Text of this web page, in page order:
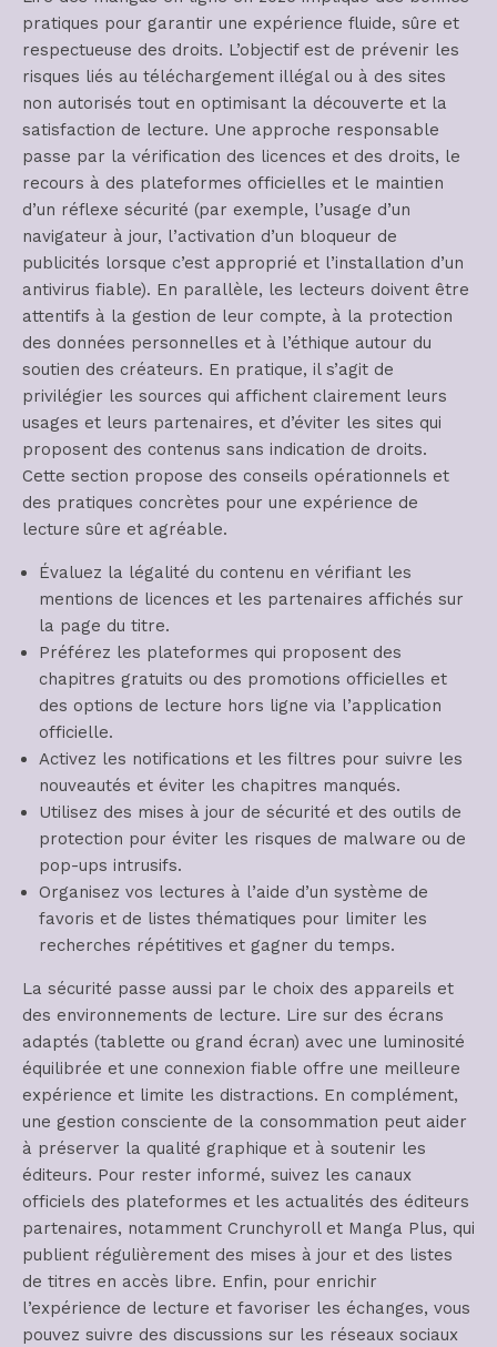
pratiques pour garantir une expérience fluide, sûre et
respectueuse des droits. L’objectif est de prévenir les
risques liés au téléchargement illégal ou à des sites
non autorisés tout en optimisant la découverte et la
satisfaction de lecture. Une approche responsable
passe par la vérification des licences et des droits, le
recours à des plateformes officielles et le maintien
d’un réflexe sécurité (par exemple, l’usage d’un
navigateur à jour, l’activation d’un bloqueur de
publicités lorsque c’est approprié et l’installation d’un
antivirus fiable). En parallèle, les lecteurs doivent être
attentifs à la gestion de leur compte, à la protection
des données personnelles et à l’éthique autour du
soutien des créateurs. En pratique, il s’agit de
privilégier les sources qui affichent clairement leurs
usages et leurs partenaires, et d’éviter les sites qui
proposent des contenus sans indication de droits.
Cette section propose des conseils opérationnels et
des pratiques concrètes pour une expérience de
lecture sûre et agréable.
Évaluez la légalité du contenu en vérifiant les
mentions de licences et les partenaires affichés sur
la page du titre.
Préférez les plateformes qui proposent des
chapitres gratuits ou des promotions officielles et
des options de lecture hors ligne via l’application
officielle.
Activez les notifications et les filtres pour suivre les
nouveautés et éviter les chapitres manqués.
Utilisez des mises à jour de sécurité et des outils de
protection pour éviter les risques de malware ou de
pop-ups intrusifs.
Organisez vos lectures à l’aide d’un système de
favoris et de listes thématiques pour limiter les
recherches répétitives et gagner du temps.
La sécurité passe aussi par le choix des appareils et
des environnements de lecture. Lire sur des écrans
adaptés (tablette ou grand écran) avec une luminosité
équilibrée et une connexion fiable offre une meilleure
expérience et limite les distractions. En complément,
une gestion consciente de la consommation peut aider
à préserver la qualité graphique et à soutenir les
éditeurs. Pour rester informé, suivez les canaux
officiels des plateformes et les actualités des éditeurs
partenaires, notamment Crunchyroll et Manga Plus, qui
publient régulièrement des mises à jour et des listes
de titres en accès libre. Enfin, pour enrichir
l’expérience de lecture et favoriser les échanges, vous
pouvez suivre des discussions sur les réseaux sociaux